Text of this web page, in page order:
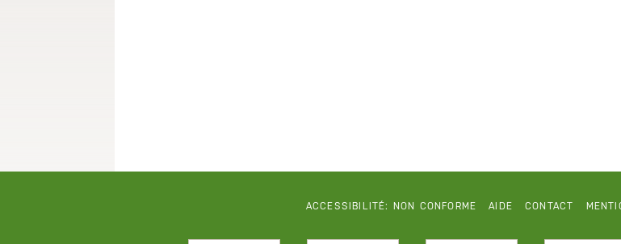
ACCESSIBILITÉ: NON CONFORME AIDE CONTACT